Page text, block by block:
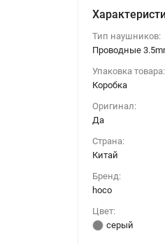
Тип наушников:
Проводные
Упаковка товара:
Коробка
Оригинал:
Да
Страна:
Китай
Бренд:
hoco
Цвет:
серый